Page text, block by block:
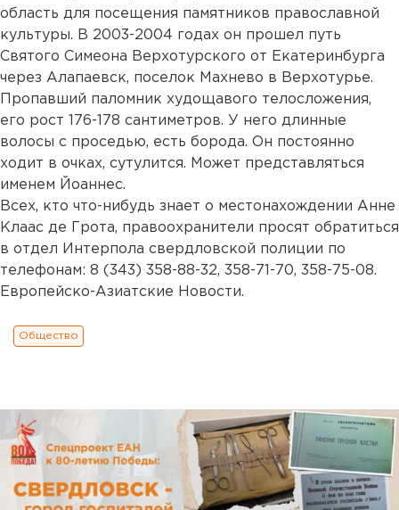
область для посещения памятников православной
культуры. В 2003-2004 годах он прошел путь
Святого Симеона Верхотурского от Екатеринбурга
через Алапаевск, поселок Махнево в Верхотурье.
Пропавший паломник худощавого телосложения,
его рост 176-178 сантиметров. У него длинные
волосы с проседью, есть борода. Он постоянно
ходит в очках, сутулится. Может представляться
именем Йоаннес.
Всех, кто что-нибудь знает о местонахождении Анне
Клаас де Грота, правоохранители просят обратиться
в отдел Интерпола свердловской полиции по
телефонам: 8 (343) 358-88-32, 358-71-70, 358-75-08.
Европейско-Азиатские Новости.
Общество